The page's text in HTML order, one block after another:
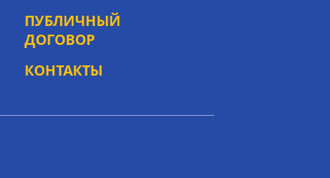
ПУБЛИЧНЫЙ
ДОГОВОР
КОНТАКТЫ